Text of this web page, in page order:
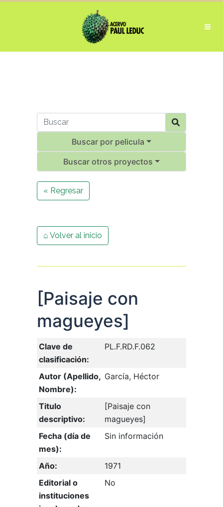
Buscar por pelicula
Buscar otros proyectos
« Regresar
⌂ Volver al inicio
[Paisaje con
magueyes]
Clave de
clasificación:
PL.F.RD.F.062
Autor (Apellido,
Nombre):
García, Héctor
Titulo
descriptivo:
[Paisaje con
magueyes]
Fecha (día de
mes):
Sin información
Año:
1971
Editorial o
instituciones
No